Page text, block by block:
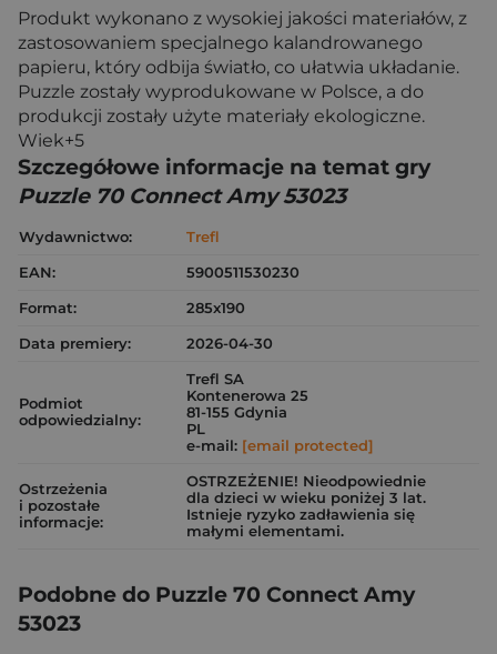
Produkt wykonano z wysokiej jakości materiałów, z
zastosowaniem specjalnego kalandrowanego
papieru, który odbija światło, co ułatwia układanie.
Puzzle zostały wyprodukowane w Polsce, a do
produkcji zostały użyte materiały ekologiczne.
Wiek+5
Szczegółowe informacje na temat gry
Puzzle 70 Connect Amy 53023
Wydawnictwo:
Trefl
EAN:
5900511530230
Format:
285x190
Data premiery:
2026-04-30
Podmiot
odpowiedzialny:
Trefl SA
Kontenerowa 25
81-155 Gdynia
PL
e-mail: [email protected]
Ostrzeżenia
i pozostałe
informacje:
OSTRZEŻENIE! Nieodpowiednie
dla dzieci w wieku poniżej 3 lat.
Istnieje ryzyko zadławienia się
małymi elementami.
Podobne do Puzzle 70 Connect Amy
53023